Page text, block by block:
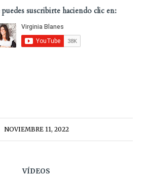
puedes suscribirte haciendo clic en:
NOVIEMBRE 11, 2022
VÍDEOS